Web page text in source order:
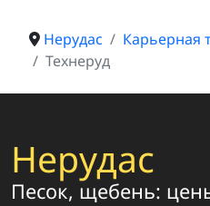
Нерудас Карьерная
Технеруд
Нерудас
Песок, щебень: